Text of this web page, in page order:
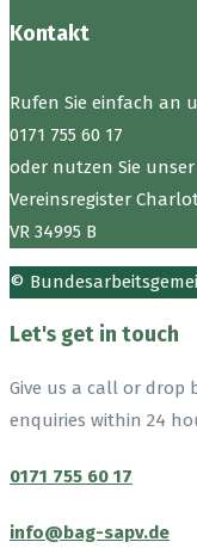
Kontakt
Rufen Sie einfach an
0171 755 60 17
oder nutzen Sie
Vereinsregister
VR 34995 B
©
Let's get in touch
Give us a call or drop
enquiries within 24
0171 755 60 17
info@bag-sapv.de